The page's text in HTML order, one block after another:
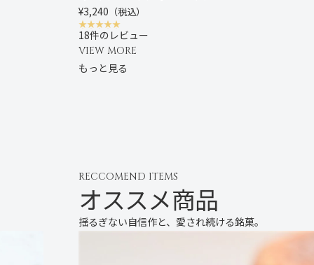
¥3,240 （税込）
18件のレビュー
VIEW MORE
もっと見る
RECCOMEND ITEMS
オススメ商品
揺るぎない自信作と、愛され続ける銘菓。